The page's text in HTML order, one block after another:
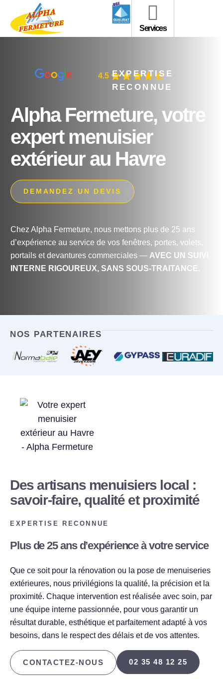
Services
4.5 EXPERTISE
RECONNUE
Alpha Fermeture, votre
expert menuisier
extérieur au Havre
DEMANDEZ UN DEVIS
Chez Alpha Fermeture, nous mettons plus de 25 ans
d’expérience au service de vos fenêtres, portes, volets,
portails et devantures commerciales — AVEC UN SUIVI
INTERNE RIGOUREUX, SANS SOUS-TRAITANCE.
NOS PARTENAIRES
Des artisans menuisiers local :
savoir-faire, qualité et proximité
EXPERTISE RECONNUE
Plus de 25 ans d’expérience à votre service
Que ce soit pour la rénovation ou la pose de menuiseries
extérieures, nous privilégions la qualité, la précision et la
proximité. Chaque intervention est réalisée avec soin, par
une équipe interne passionnée, pour vous garantir un
résultat durable, esthétique et parfaitement adapté à vos
besoins, dans le respect des délais et de vos attentes.
CONTACTEZ-NOUS 02 35 48 12 25